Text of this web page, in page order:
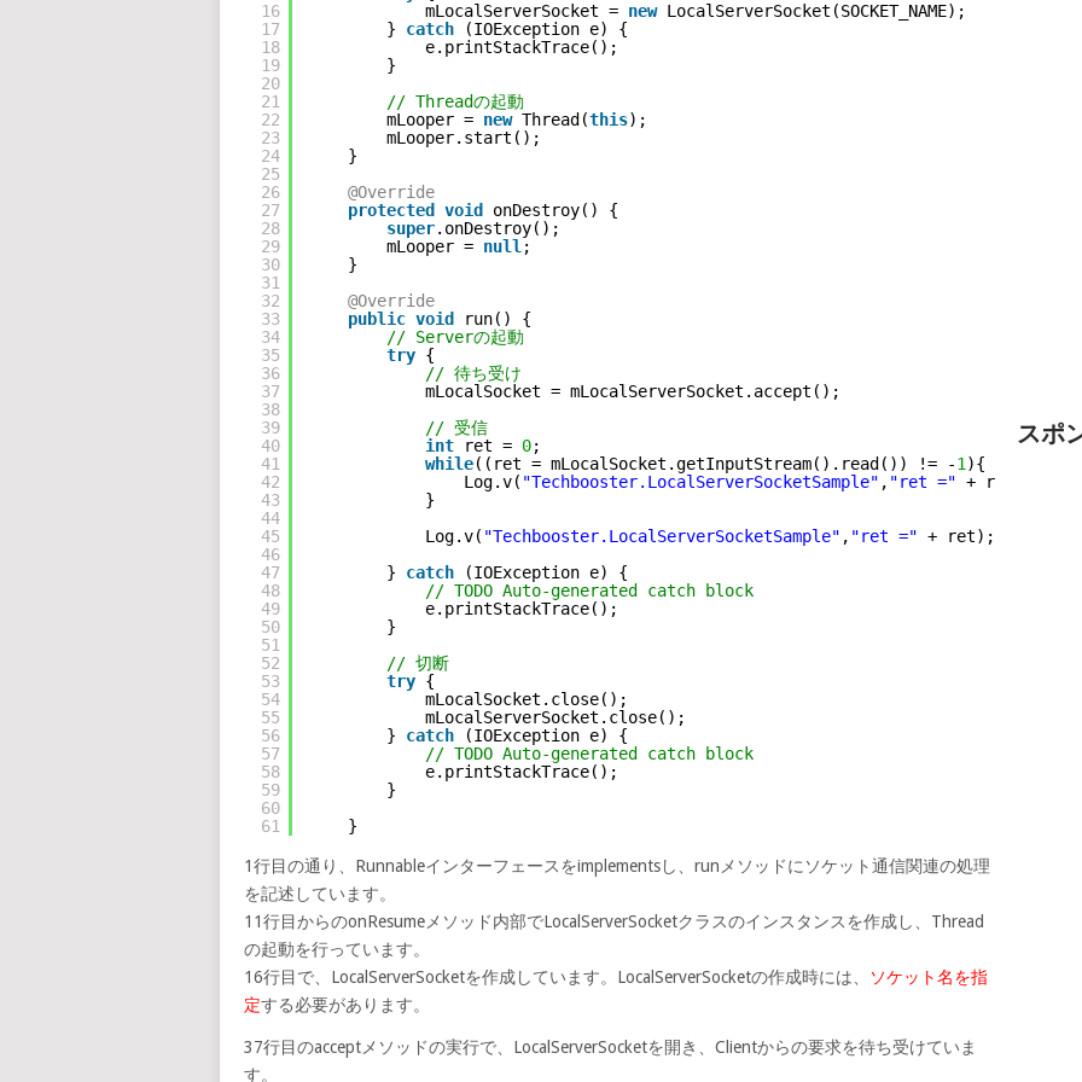
16
17
18
19
20
21
22
23
24
25
26
27
28
29
30
31
32
33
34
35
36
37
38
39
40
41
42
43
44
45
46
47
48
49
50
51
52
53
54
55
56
57
58
59
60
61
mLocalServerSocket = new LocalServerSocket(SOCKET_NAME);
} catch
(IOException e) {
e.printStackTrace();
}
// Threadの起動
mLooper = new Thread(this);
mLooper.start();
}
@Override
protected
void
onDestroy() {
super.onDestroy();
mLooper = null ;
}
@Override
public void
run() {
// Serverの起動
try {
// 待ち受け
mLocalSocket = mLocalServerSocket.accept();
// 受信
int
ret = 0;
while((ret = mLocalSocket.getInputStream().read()) != -1 ){
Log.v( "Techbooster.LocalServerSocketSample" , "ret =" + ret);
}
Log.v( "Techbooster.LocalServerSocketSample" , "ret =" + ret);
} catch
(IOException e) {
// TODO Auto-generated catch block
e.printStackTrace();
}
// 切断
try {
mLocalSocket.close();
mLocalServerSocket.close();
} catch
(IOException e) {
// TODO Auto-generated catch block
e.printStackTrace();
}
}
1行目の通り、Runnableインターフェースをimplementsし、runメソッドにソケット通信関連の処理
を記述しています。
11行目からのonResumeメソッド内部でLocalServerSocketクラスのインスタンスを作成し、Thread
の起動を行っています。
16行目で、LocalServerSocketを作成しています。LocalServerSocketの作成時には、
ソケット名を指
定する必要があります。
37行目のacceptメソッドの実行で、LocalServerSocketを開き、Clientからの要求を待ち受けていま
す。
スポ